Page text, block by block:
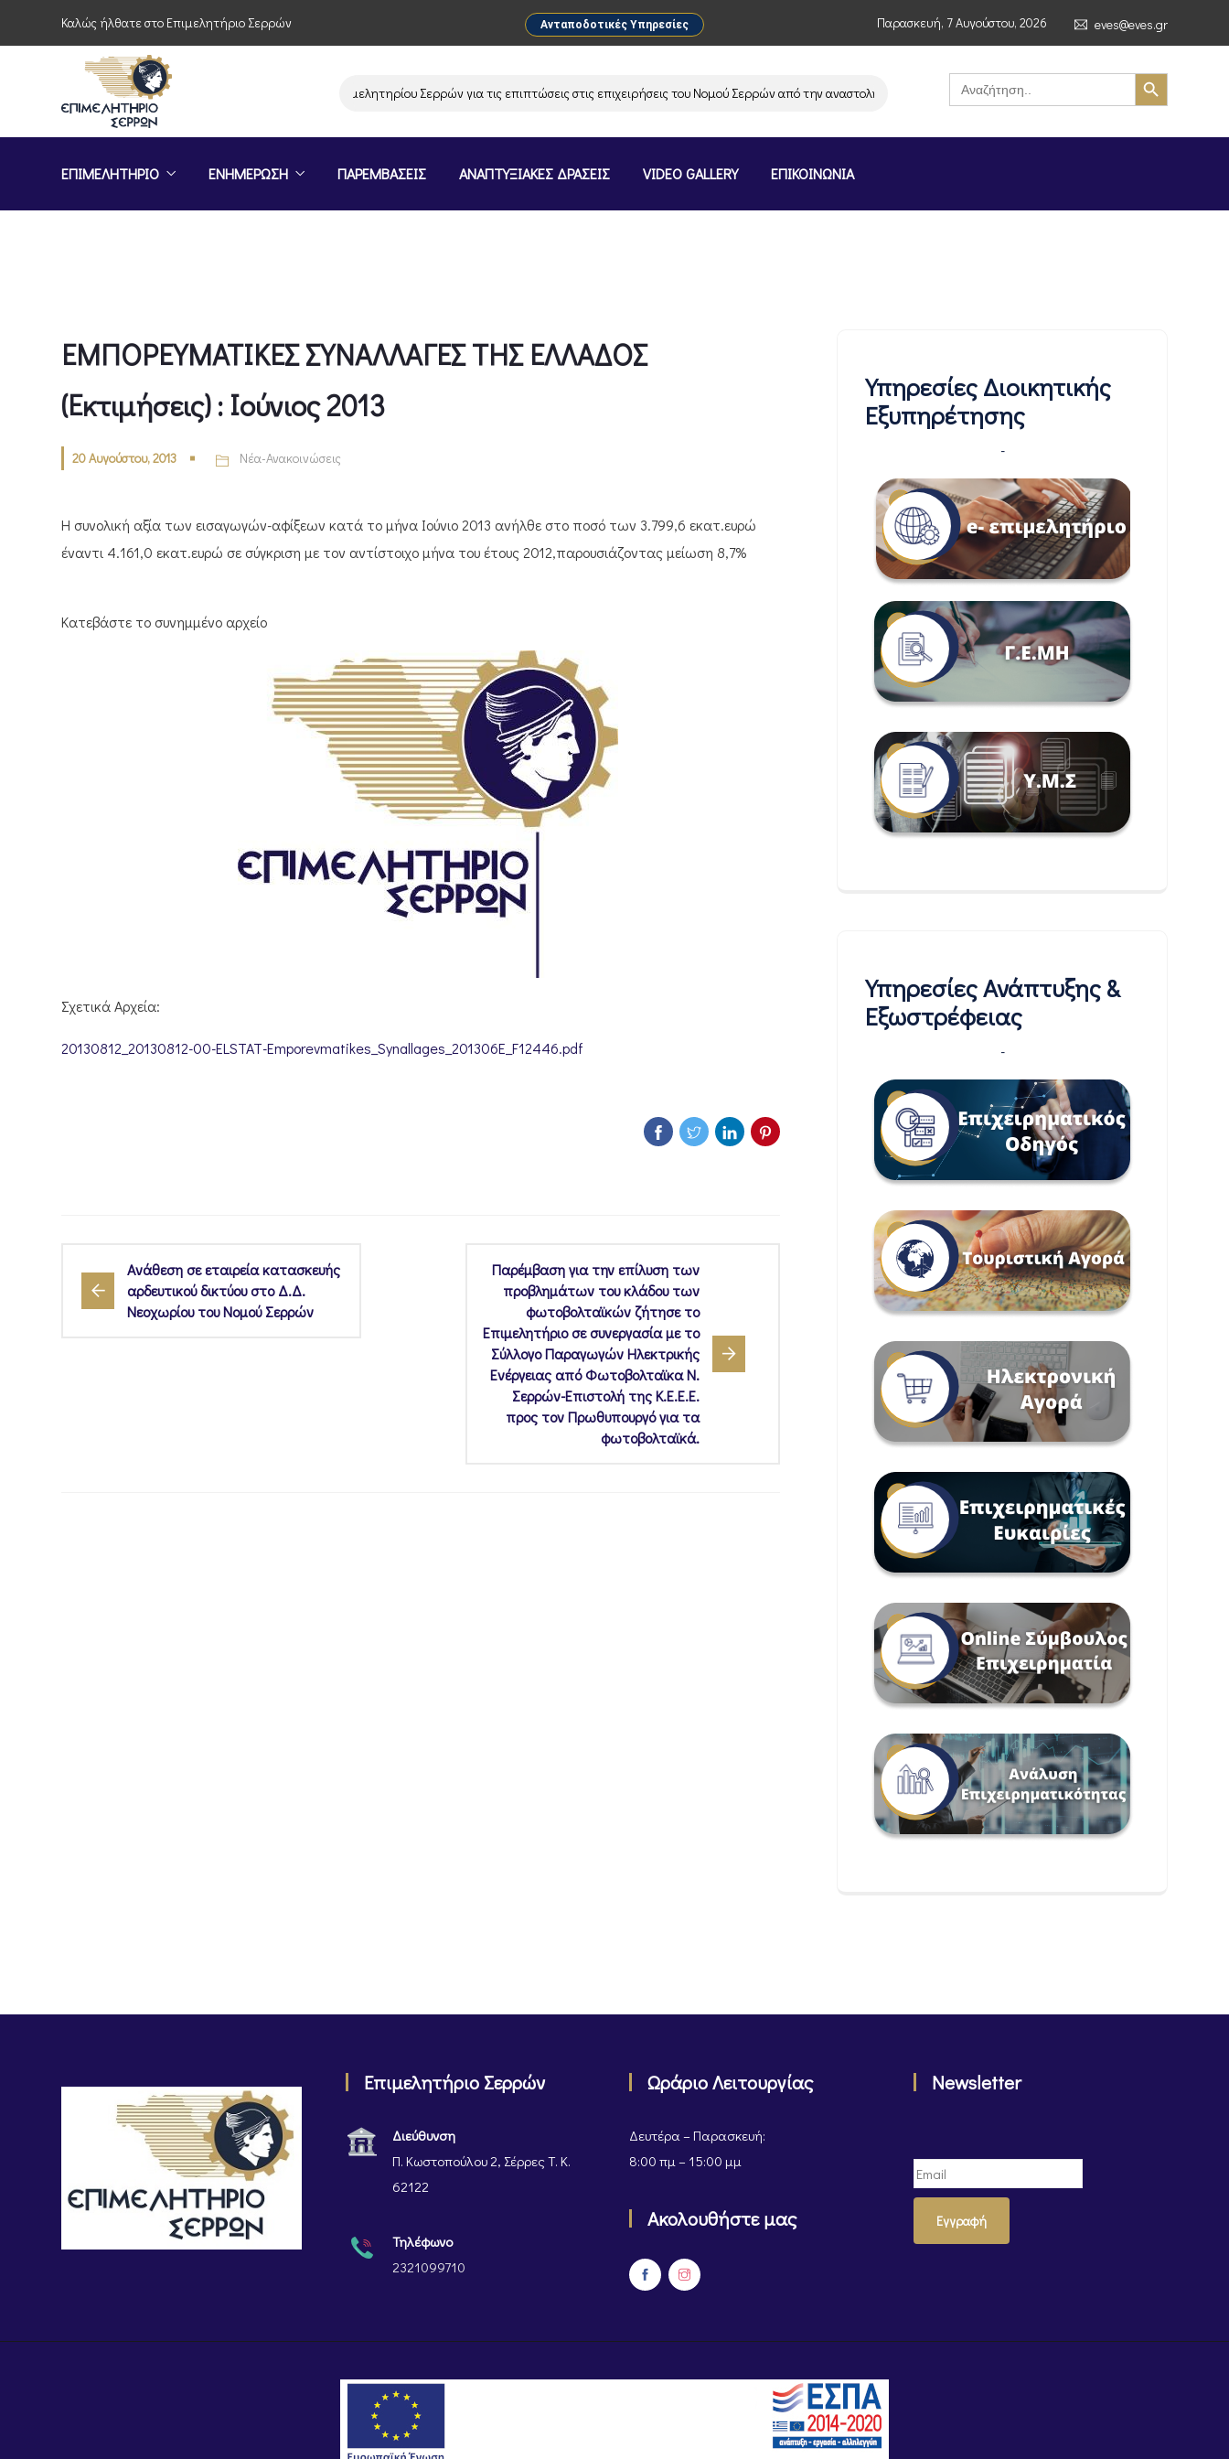
Καλώς ήλθατε στο Επιμελητήριο Σερρών Ανταποδοτικές Υπηρεσίες Παρασκευή, 7 Αυγούστου, 2026 eves@eves.gr
Παρέμβαση του Επιμελητηρίου Σερρών για τις επιπτώσεις στις επιχειρήσεις του Νομού Σερρών από την αναστολή λειτουργίας της αλυσίδας σούπερ μάρκετ MERE στην Ελλάδα –
Search
for:
Search Button
ΕΠΙΜΕΛΗΤΗΡΙΟ ΕΝΗΜΕΡΩΣΗ ΠΑΡΕΜΒΑΣΕΙΣ ΑΝΑΠΤΥΞΙΑΚΕΣ ΔΡΑΣΕΙΣ VIDEO GALLERY ΕΠΙΚΟΙΝΩΝΙΑ
ΕΜΠΟΡΕΥΜΑΤΙΚΕΣ ΣΥΝΑΛΛΑΓΕΣ ΤΗΣ ΕΛΛΑΔΟΣ
(Εκτιμήσεις) : Ιούνιος 2013
20 Αυγούστου, 2013 Νέα-Ανακοινώσεις
Η συνολική αξία των εισαγωγών-αφίξεων κατά το μήνα Ιούνιο 2013 ανήλθε στο ποσό των 3.799,6 εκατ.ευρώ
έναντι 4.161,0 εκατ.ευρώ σε σύγκριση με τον αντίστοιχο μήνα του έτους 2012,παρουσιάζοντας μείωση 8,7%
Κατεβάστε το συνημμένο αρχείο
Σχετικά Αρχεία:
20130812_20130812-00-ELSTAT-Emporevmatikes_Synallages_201306E_F12446.pdf
Aνάθεση σε εταιρεία κατασκευής
αρδευτικού δικτύου στο Δ.Δ.
Νεοχωρίου του Νομού Σερρών
Παρέμβαση για την επίλυση των
προβλημάτων του κλάδου των
φωτοβολταϊκών ζήτησε το
Επιμελητήριο σε συνεργασία με το
Σύλλογο Παραγωγών Ηλεκτρικής
Ενέργειας από Φωτοβολταϊκα Ν.
Σερρών-Επιστολή της Κ.Ε.Ε.Ε.
προς τον Πρωθυπουργό για τα
φωτοβολταϊκά.
Υπηρεσίες Διοικητικής
Εξυπηρέτησης
-
Υπηρεσίες Ανάπτυξης &
Εξωστρέφειας
-
Επιμελητήριο Σερρών
Διεύθυνση
Π. Κωστοπούλου 2, Σέρρες Τ. Κ.
62122
Τηλέφωνο
2321099710
Ωράριο Λειτουργίας
Δευτέρα – Παρασκευή:
8:00 πμ – 15:00 μμ
Ακολουθήστε μας
Newsletter
Εγγραφή